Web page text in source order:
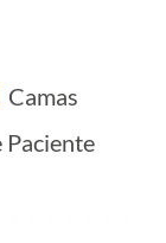
Camas
Paciente